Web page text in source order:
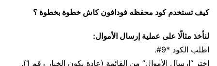
كيف تستخدم كود محفظه فودافون كاش خطوة بخطوة ؟
لنأخذ مثالًا على عملية إرسال الأموال:
اطلب الكود *9#.
اختر “إرسال الأموال” من القائمة (عادة يكون الخيار رقم 1).